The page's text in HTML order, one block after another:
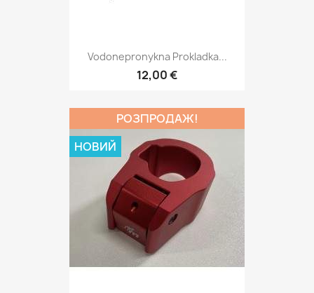
Vodonepronykna Prokladka...
12,00 €
РОЗПРОДАЖ!
НОВИЙ